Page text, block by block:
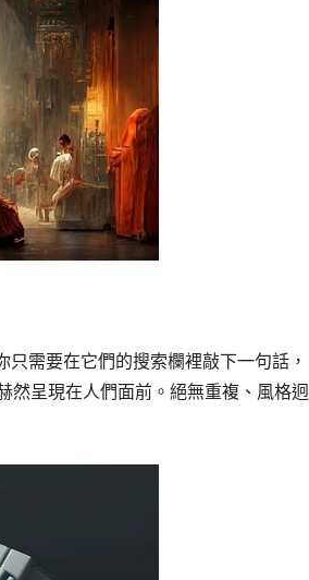
需要在它們的搜索欄裡敲下一句話，
然呈現在人們面前。絕無重複、風格迥